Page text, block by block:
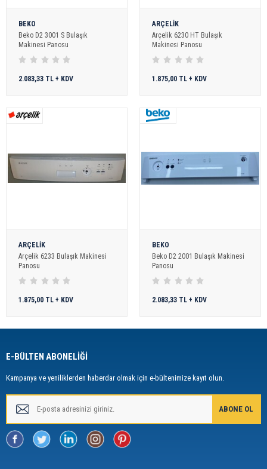
BEKO
Beko D2 3001 S Bulaşık
Makinesi Panosu
2.083,33 TL + KDV
ARÇELİK
Arçelik 6230 HT Bulaşık
Makinesi Panosu
1.875,00 TL + KDV
ARÇELİK
Arçelik 6233 Bulaşık Makinesi
Panosu
1.875,00 TL + KDV
BEKO
Beko D2 2001 Bulaşık Makinesi
Panosu
2.083,33 TL + KDV
E-BÜLTEN ABONELİĞİ
Kampanya ve yeniliklerden haberdar olmak için e-bültenimize kayıt olun.